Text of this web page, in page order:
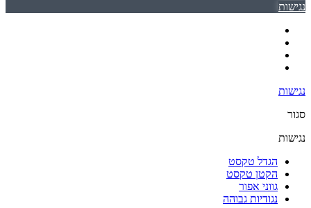
נגישות
נגישות
סגור
נגישות
הגדל טקסט
הקטן טקסט
גווני אפור
נגודיות גבוהה